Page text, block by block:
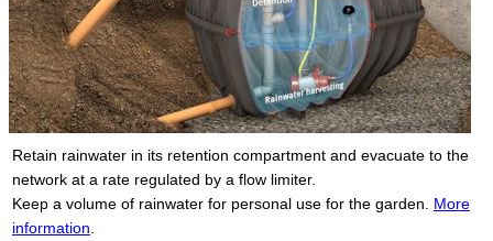
Retain rainwater in its retention compartment and evacuate to the
network at a rate regulated by a flow limiter.
Keep a volume of rainwater for personal use for the garden. More
information